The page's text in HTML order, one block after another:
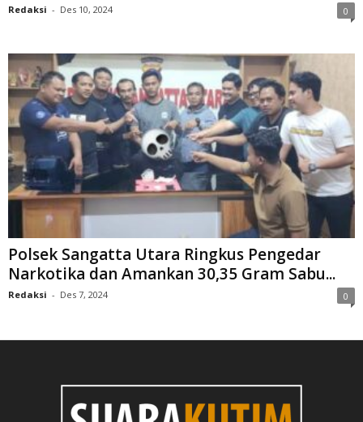
Redaksi - Des 10, 2024 0
Polsek Sangatta Utara Ringkus Pengedar
Narkotika dan Amankan 30,35 Gram Sabu...
Redaksi - Des 7, 2024 0